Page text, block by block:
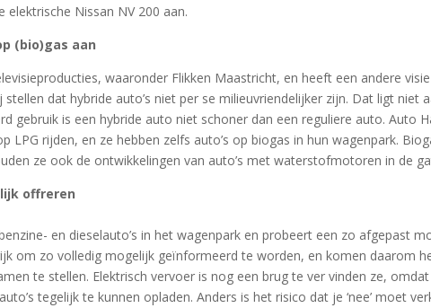
elektrische Nissan NV 200 aan.
(bio)gas aan
waaronder Flikken Maastricht, en heeft een andere
dat hybride auto’s niet per se milieuvriendelijker zijn. Dat ligt niet
gebruik is een hybride auto niet schoner dan een reguliere auto. Auto
LPG rijden, en ze hebben zelfs auto’s op biogas in hun wagenpark.
ze ook de ontwikkelingen van auto’s met waterstofmotoren in de
offreren
en dieselauto’s in het wagenpark en probeert een zo afgepast
om zo volledig mogelijk geïnformeerd te worden, en komen daarom
te stellen. Elektrisch vervoer is nog een brug te ver vinden ze,
tegelijk te kunnen opladen. Anders is het risico dat je ‘nee’ moet